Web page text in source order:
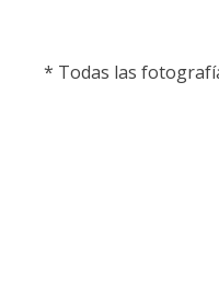
* Todas las